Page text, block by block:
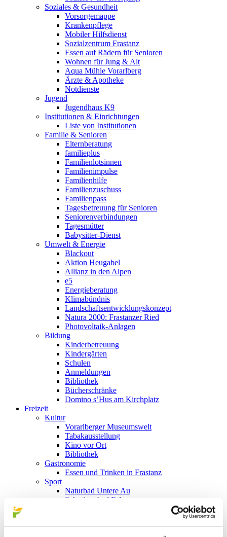
Soziales & Gesundheit
Vorsorgemappe
Krankenpflege
Mobiler Hilfsdienst
Sozialzentrum Frastanz
Essen auf Rädern für Senioren
Wohnen für Jung & Alt
Aqua Mühle Vorarlberg
Ärzte & Apotheke
Notdienste
Jugend
Jugendhaus K9
Institutionen & Einrichtungen
Liste von Institutionen
Familie & Senioren
Elternberatung
familieplus
Familienlotsinnen
Familienimpulse
Familienhilfe
Familienzuschuss
Familienpass
Tagesbetreuung für Senioren
Seniorenverbindungen
Tagesmütter
Babysitter-Dienst
Umwelt & Energie
Blackout
Aktion Heugabel
Allianz in den Alpen
e5
Energieberatung
Klimabündnis
Landschaftsentwicklungskonzept
Natura 2000: Frastanzer Ried
Photovoltaik-Anlagen
Bildung
Kinderbetreuung
Kindergärten
Schulen
Anmeldungen
Bibliothek
Bücherschränke
Domino s’Hus am Kirchplatz
Freizeit
Kultur
Vorarlberger Museumswelt
Tabakausstellung
Kino vor Ort
Bibliothek
Gastronomie
Essen und Trinken in Frastanz
Sport
Naturbad Untere Au
Schwimmbad Felsenau
Spiel- und Sportstätten